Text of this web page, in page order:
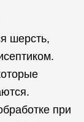
шерсть,
при